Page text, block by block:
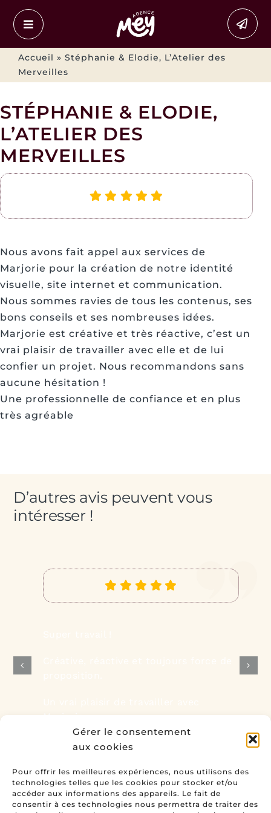
Gérer le consentement
aux cookies
Pour offrir les meilleures expériences, nous utilisons des
technologies telles que les cookies pour stocker et/ou
accéder aux informations des appareils. Le fait de
consentir à ces technologies nous permettra de traiter des
Passer
contenu
Accueil » Stéphanie & Elodie, L’Atelier des
Merveilles
STÉPHANIE & ELODIE,
L’ATELIER DES
MERVEILLES
Nous avons fait appel aux services de
Marjorie pour la création de notre identité
visuelle, site internet et communication.
Nous sommes ravies de tous les contenus, ses
bons conseils et ses nombreuses idées.
Marjorie est créative et très réactive, c’est un
vrai plaisir de travailler avec elle et de lui
confier un projet. Nous recommandons sans
aucune hésitation !
Une professionnelle de confiance et en plus
très agréable
D’autres avis peuvent vous
intéresser !
Marjorie